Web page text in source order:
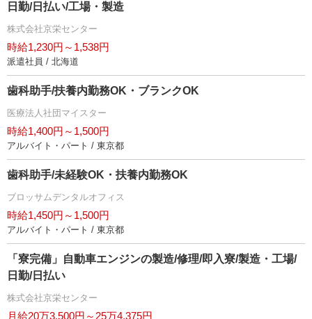
日勤/日払い/工場・製造
株式会社京栄センター
時給1,230円～1,538円
派遣社員 / 北海道
歯科助手/扶養内勤務OK・ブランクOK
医療法人社団マイスター
時給1,400円～1,500円
アルバイト・パート / 東京都
歯科助手/未経験OK・扶養内勤務OK
ブロッサムデンタルオフィス
時給1,450円～1,500円
アルバイト・パート / 東京都
「寮完備」自動車エンジンの製造/修理/即入寮/製造・工場/
日勤/日払い
株式会社京栄センター
月給20万3,500円～25万4,375円